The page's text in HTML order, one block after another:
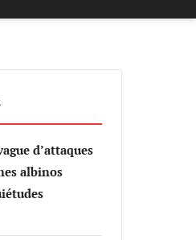
d’attaques
albinos